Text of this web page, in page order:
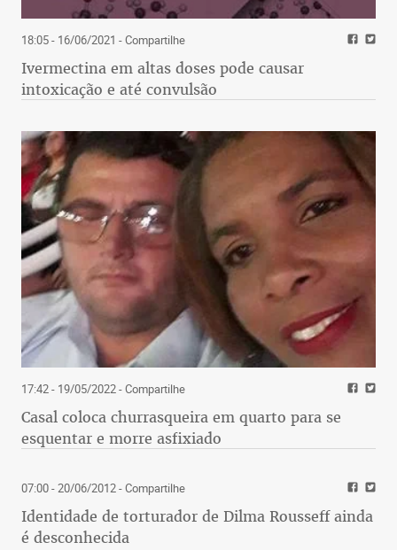
18:05 - 16/06/2021 - Compartilhe
Ivermectina em altas doses pode causar
intoxicação e até convulsão
17:42 - 19/05/2022- Compartilhe
Casal coloca churrasqueira em quarto para se
esquentar e morre asfixiado
07:00 - 20/06/2012- Compartilhe
Identidade de torturador de Dilma Rousseff ainda
é desconhecida